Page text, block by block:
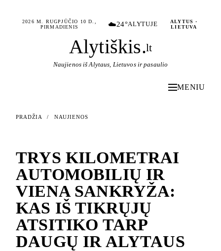
2026 M. RUGPJŪČIO 10 D.,
PIRMADIENIS
☁️24°ALYTUJE
ALYTUS ·
LIETUVA
Alytiškis.lt
Naujienos iš Alytaus, Lietuvos ir pasaulio
MENIU
PRADŽIA / NAUJIENOS
TRYS KILOMETRAI
AUTOMOBILIŲ IR
VIENA SANKRYŽA:
KAS IŠ TIKRŲJŲ
ATSITIKO TARP
DAUGŲ IR ALYTAUS